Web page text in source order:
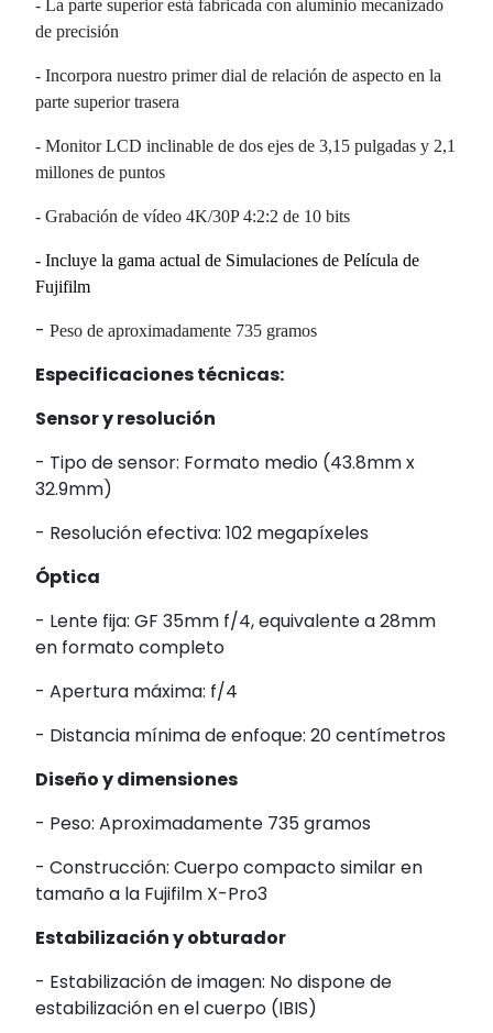
- La parte superior está fabricada con aluminio mecanizado
de precisión
- Incorpora nuestro primer dial de relación de aspecto en la
parte superior trasera
- Monitor LCD inclinable de dos ejes de 3,15 pulgadas y 2,1
millones de puntos
- Grabación de vídeo 4K/30P 4:2:2 de 10 bits
- Incluye la gama actual de Simulaciones de Película de
Fujifilm
- Peso de aproximadamente 735 gramos
Especificaciones técnicas:
Sensor y resolución
- Tipo de sensor: Formato medio (43.8mm x
32.9mm)
- Resolución efectiva: 102 megapíxeles
Óptica
- Lente fija: GF 35mm f/4, equivalente a 28mm
en formato completo
- Apertura máxima: f/4
- Distancia mínima de enfoque: 20 centímetros
Diseño y dimensiones
- Peso: Aproximadamente 735 gramos
- Construcción: Cuerpo compacto similar en
tamaño a la Fujifilm X-Pro3
Estabilización y obturador
- Estabilización de imagen: No dispone de
estabilización en el cuerpo (IBIS)